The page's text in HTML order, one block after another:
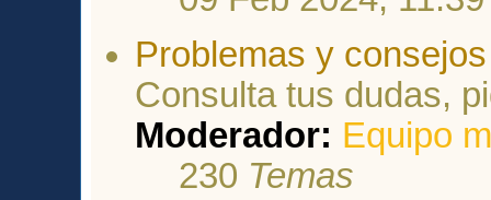
Problemas y
Consulta tus dudas,
Moderador: Equipo
230 Temas